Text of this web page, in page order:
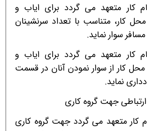
کار متعهد می گردد برای ایاب و
کار، متناسب با تعداد سرنشینان
سوار نماید.
کار متعهد می گردد برای ایاب و
کار از سوار نمودن آنان در قسمت
نماید.
کار متعهد می گردد جهت گروه کاری